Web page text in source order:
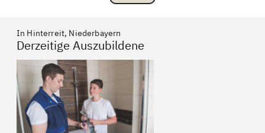
In Hinterreit, Niederbayern
Derzeitige Auszubildene